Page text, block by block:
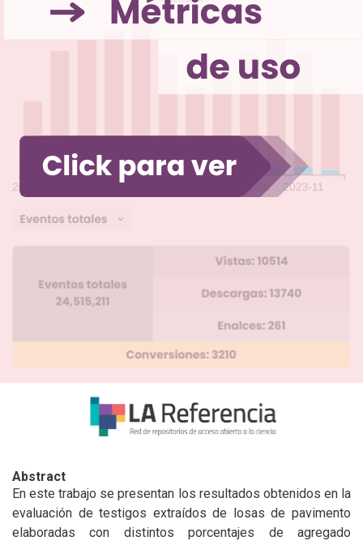
Abstract
En este trabajo se presentan los resultados obtenidos en la
evaluación de testigos extraídos de losas de pavimento
elaboradas con distintos porcentajes de agregado